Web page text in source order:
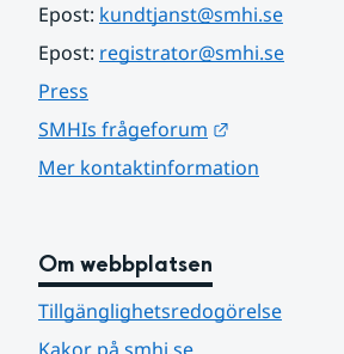
Epost: kundtjanst@smhi.se
Epost: registrator@smhi.se
Press
SMHIs frågeforum
Mer kontaktinformation
Om webbplatsen
Tillgänglighetsredogörelse